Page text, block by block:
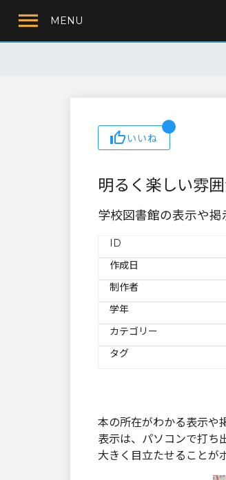
MENU
いいね
明るく楽しい雰
学校図書館の表示や掲
ID
作成日
制作者
学年
カテゴリー
タグ
本の所在がわかる表示や
表示は、パソコンで打ち
大きく目立たせることが